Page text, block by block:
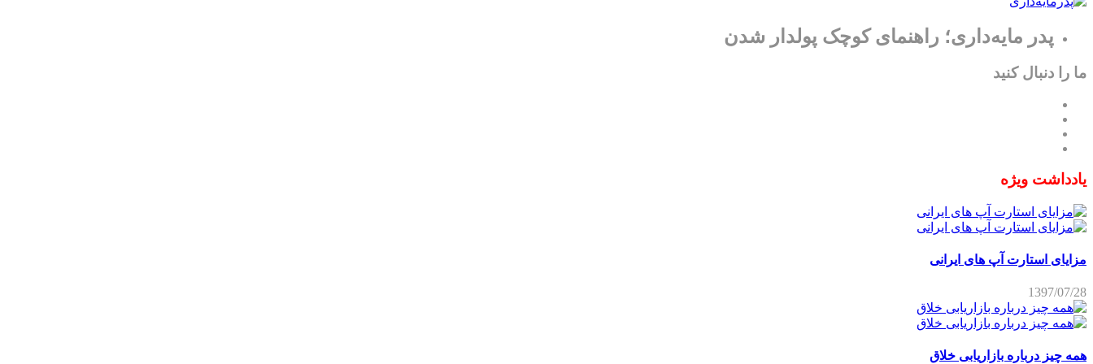
پدر مایه‌داری؛ راهنمای کوچک پولدار شدن
ما را دنبال کنید
یادداشت ویژه
مزایای استارت آپ های ایرانی
1397/07/28
همه چیز درباره بازاریابی خلاق